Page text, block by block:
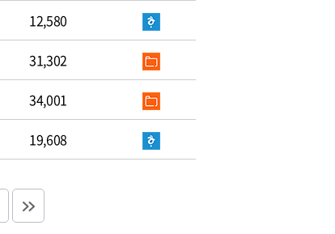
12,580
31,302
34,001
19,608